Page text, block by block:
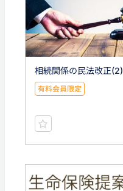
相続関係の民法改正(2)
有料会員限定